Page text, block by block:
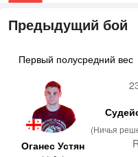
Предыдущий бой
Первый полусредний вес
Оганес Устян
(Ничья